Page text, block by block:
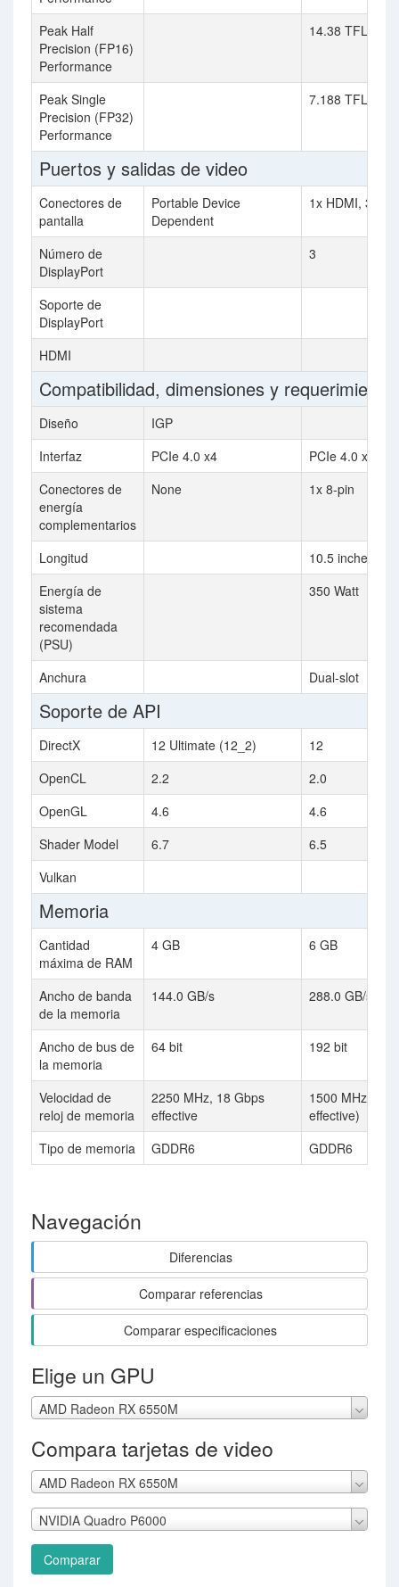
Peak Half
Precision (FP16)
Performance
14.38 TFLOPS
Peak Single
Precision (FP32)
Performance
7.188 TFLOPS
Puertos y salidas de video
Conectores de
pantalla
Portable Device
Dependent
1x HDMI, 3x
Número de
DisplayPort
3
Soporte de
DisplayPort
HDMI
Compatibilidad, dimensiones y
Diseño
IGP
Interfaz
PCIe 4.0 x4
PCIe 4.0 x16
Conectores de
energía
complementarios
None 1x 8-pin
Longitud
10.5 inches
Energía de
sistema
recomendada
(PSU)
350 Watt
Anchura Dual-slot
Soporte de API
DirectX 12 Ultimate (12_2)
12
OpenCL
2.2
2.0
OpenGL
4.6
4.6
Shader Model
6.7
6.5
Vulkan
Memoria
Cantidad
máxima de RAM
4 GB 6 GB
Ancho de banda
de la memoria
144.0 GB/s 288.0 GB/s
Ancho de bus de
la memoria
64 bit 192 bit
Velocidad de
reloj de memoria
2250 MHz, 18 Gbps
effective
1500 MHz
effective)
Tipo de memoria
GDDR6 GDDR6
Navegación
Diferencias
Comparar referencias
Comparar especificaciones
Elige un GPU
AMD Radeon RX 6550M
Compara tarjetas de video
AMD Radeon RX 6550M
NVIDIA Quadro P6000
Comparar